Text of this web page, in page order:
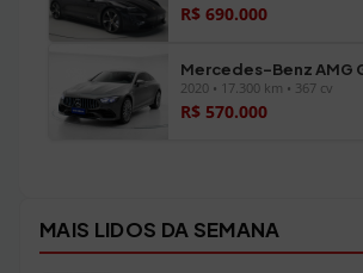
R$ 690.000
Mercedes-Benz AMG
2020 • 17.300 km • 367 cv
R$ 570.000
MAIS LIDOS DA SEMANA